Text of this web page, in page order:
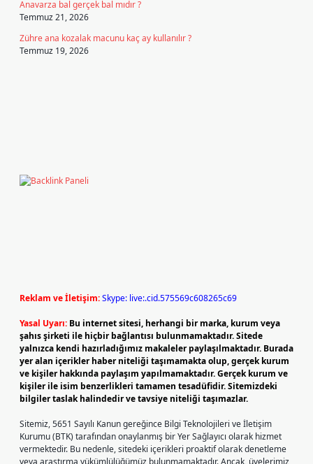
Anavarza bal gerçek bal mıdır ?
Temmuz 21, 2026
Zühre ana kozalak macunu kaç ay kullanılır ?
Temmuz 19, 2026
Reklam ve İletişim:Skype: live:.cid.575569c608265c69
Yasal Uyarı: Bu internet sitesi, herhangi bir marka, kurum veya
şahıs şirketi ile hiçbir bağlantısı bulunmamaktadır. Sitede
yalnızca kendi hazırladığımız makaleler paylaşılmaktadır. Burada
yer alan içerikler haber niteliği taşımamakta olup, gerçek kurum
ve kişiler hakkında paylaşım yapılmamaktadır. Gerçek kurum ve
kişiler ile isim benzerlikleri tamamen tesadüfidir. Sitemizdeki
bilgiler taslak halindedir ve tavsiye niteliği taşımazlar.
Sitemiz, 5651 Sayılı Kanun gereğince Bilgi Teknolojileri ve İletişim
Kurumu (BTK) tarafından onaylanmış bir Yer Sağlayıcı olarak hizmet
vermektedir. Bu nedenle, sitedeki içerikleri proaktif olarak denetleme
veya araştırma yükümlülüğümüz bulunmamaktadır. Ancak, üyelerimiz